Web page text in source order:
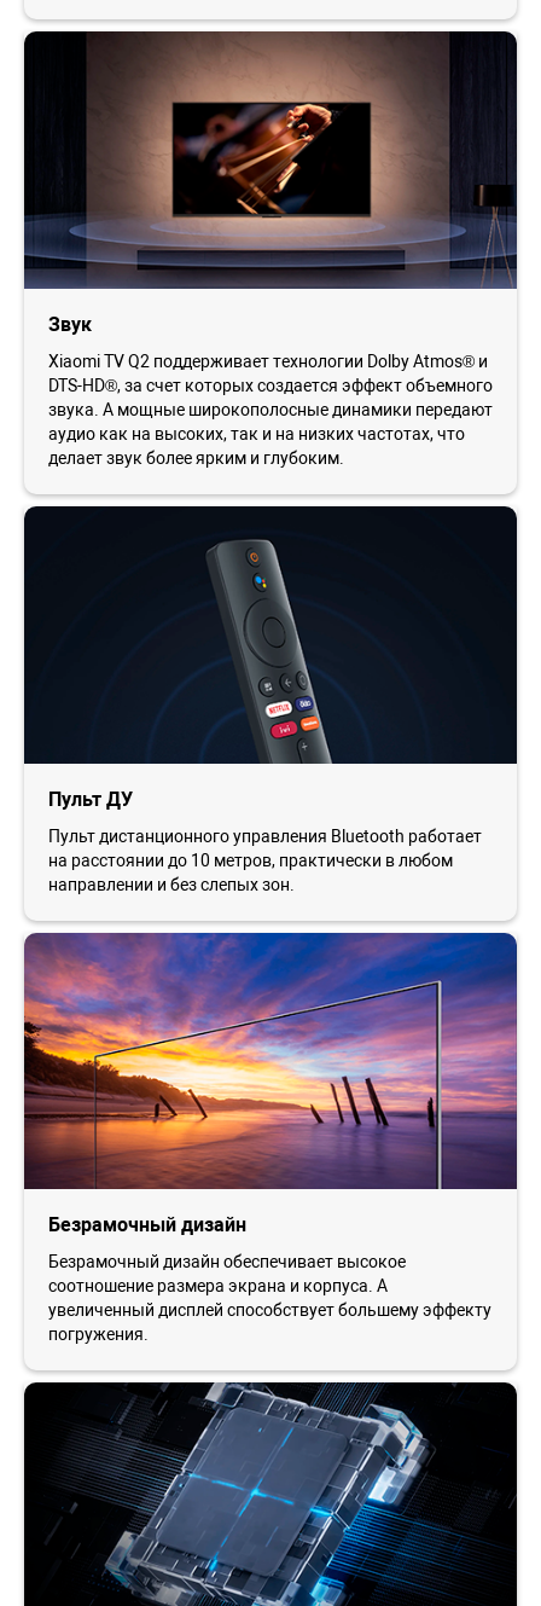
Звук
Xiaomi TV Q2 поддерживает технологии Dolby Atmos® и
DTS-HD®, за счет которых создается эффект объемного
звука. А мощные широкополосные динамики передают
аудио как на высоких, так и на низких частотах, что
делает звук более ярким и глубоким.
Пульт ДУ
Пульт дистанционного управления Bluetooth работает
на расстоянии до 10 метров, практически в любом
направлении и без слепых зон.
Безрамочный дизайн
Безрамочный дизайн обеспечивает высокое
соотношение размера экрана и корпуса. А
увеличенный дисплей способствует большему эффекту
погружения.